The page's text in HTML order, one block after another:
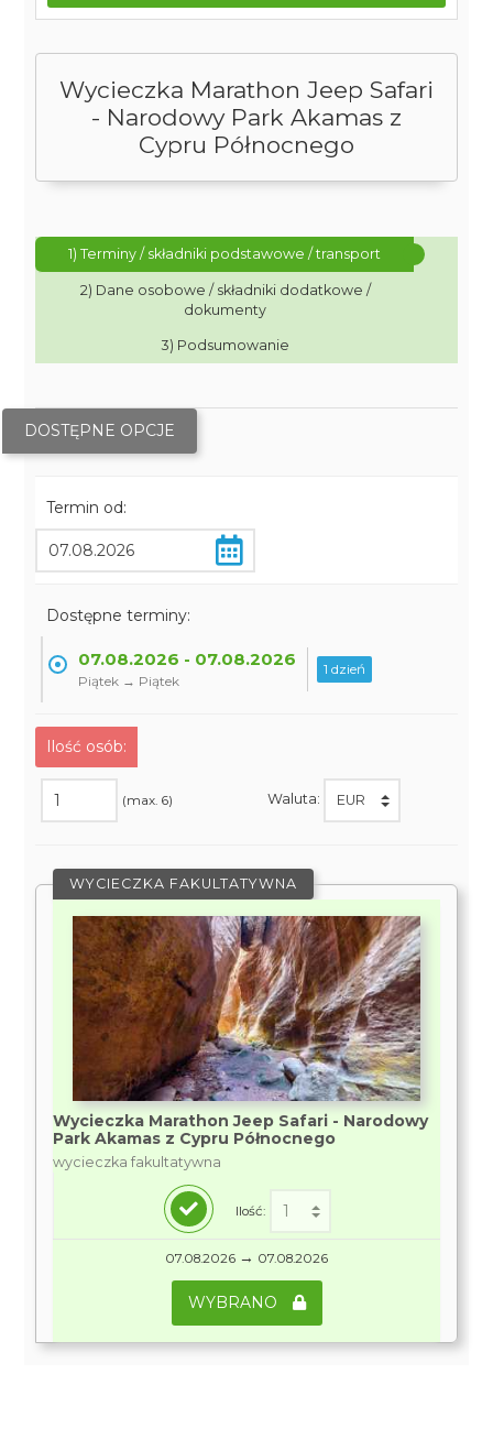
Wycieczka Marathon Jeep Safari
- Narodowy Park Akamas z
Cypru Północnego
1) Terminy / składniki podstawowe / transport
2) Dane osobowe / składniki dodatkowe /
dokumenty
3) Podsumowanie
DOSTĘPNE OPCJE
Termin od:
Dostępne terminy:
07.08.2026 - 07.08.2026
Piątek → Piątek
1 dzień
Ilość osób:
(max. 6) Waluta:
WYCIECZKA FAKULTATYWNA
Wycieczka Marathon Jeep Safari - Narodowy
Park Akamas z Cypru Północnego
wycieczka fakultatywna
Ilość:
07.08.2026 → 07.08.2026
WYBRANO